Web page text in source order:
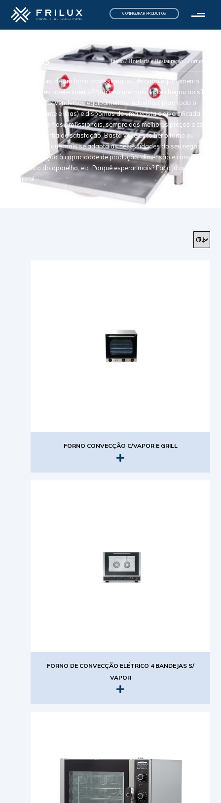
CONFIGURAR PRODUTOS
Fornos Início/Hotelaria e Restauração/ Fornos
Está à procura de um forno profissional ou de outro equipamento
para o seu estabelecimento? Não procure mais, você chegou ao sítio
certo. Na Frilux vendemos equipamentos industriais para todo o
país (continente e ilhas) e dispomos de uma vasta e diversificada
seleção de fornos profissionais, sempre aos melhores preços e com
a maior garantia de satisfação. Basta você escolher o forno ou
equipamento que mais se adapta às necessidades do seu negócio,
quer em relação à capacidade de produção, dimensão e consumo
energético do aparelho, etc. Porquê esperar mais? Faça já aqui a sua
compra!
FORNO CONVECÇÃO C/VAPOR E GRILL
FORNO DE CONVECÇÃO ELÉTRICO 4 BANDEJAS S/
VAPOR